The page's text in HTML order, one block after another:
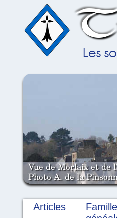
Les
Vue de Morlaix et
Photo A. de la
Articles